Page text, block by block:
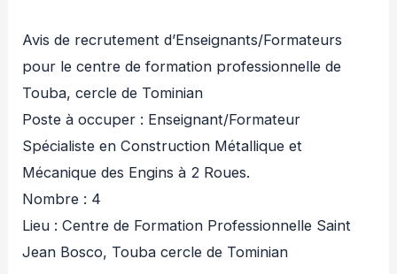
Avis de recrutement d’Enseignants/Formateurs
pour le centre de formation professionnelle de
Touba, cercle de Tominian
Poste à occuper : Enseignant/Formateur
Spécialiste en Construction Métallique et
Mécanique des Engins à 2 Roues.
Nombre : 4
Lieu : Centre de Formation Professionnelle Saint
Jean Bosco, Touba cercle de Tominian